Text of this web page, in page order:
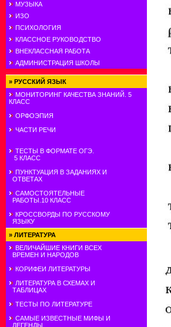
МУЗЫКА
ИЗО
ПСИХОЛОГИЯ
КЛАССНОЕ РУКОВОДСТВО
ВНЕКЛАССНАЯ РАБОТА
АДМИНИСТРАЦИЯ ШКОЛЫ
» РУССКИЙ ЯЗЫК
МОНИТОРИНГ КАЧЕСТВА ЗНАНИЙ. 5
КЛАСС
ОРФОЭПИЯ
ЧАСТИ РЕЧИ
ТЕСТЫ В ФОРМАТЕ ОГЭ.
5 КЛАСС
ПУНКТУАЦИЯ В ЗАДАНИЯХ И
ОТВЕТАХ
САМОСТОЯТЕЛЬНЫЕ
РАБОТЫ.10 КЛАСС
КРОССВОРДЫ ПО РУССКОМУ
ЯЗЫКУ
» ЛИТЕРАТУРА
ВЕЛИЧАЙШИЕ КНИГИ ВСЕХ
ВРЕМЕН И НАРОДОВ
КОРИФЕИ ЛИТЕРАТУРЫ
ЛИТЕРАТУРА В СХЕМАХ И
ТАБЛИЦАХ
ТЕСТЫ ПО ЛИТЕРАТУРЕ
САМЫЕ ИЗВЕСТНЫЕ МИФЫ И
ЛЕГЕНДЫ